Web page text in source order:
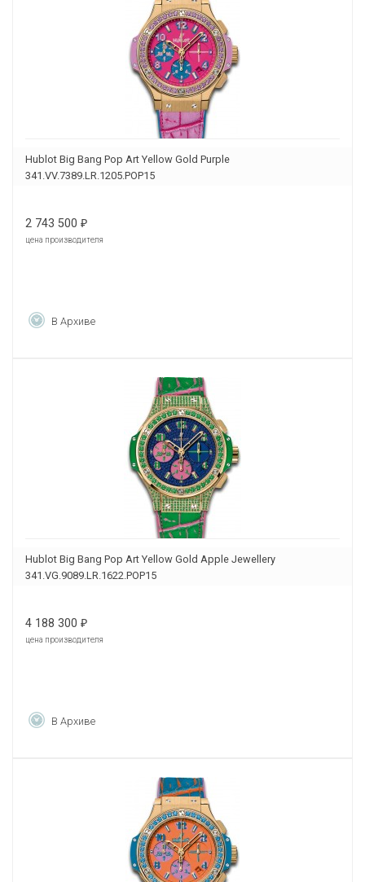
Hublot Big Bang Pop Art Yellow Gold Purple
341.VV.7389.LR.1205.POP15
2 743 500 ₽
цена производителя
В Архиве
Hublot Big Bang Pop Art Yellow Gold Apple Jewellery
341.VG.9089.LR.1622.POP15
4 188 300 ₽
цена производителя
В Архиве